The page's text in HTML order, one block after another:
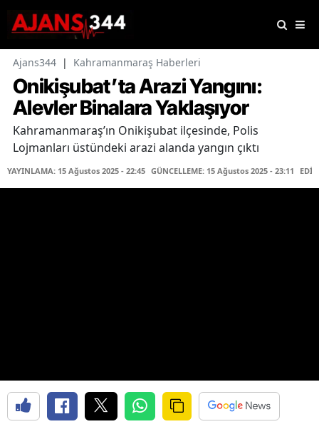
Ajans344 | Kahramanmaraş Haberleri
Onikişubat’ta Arazi Yangını:
Alevler Binalara Yaklaşıyor
Kahramanmaraş’ın Onikişubat ilçesinde, Polis
Lojmanları üstündeki arazi alanda yangın çıktı
YAYINLAMA: 15 Ağustos 2025 - 22:45 GÜNCELLEME: 15 Ağustos 2025 - 23:11